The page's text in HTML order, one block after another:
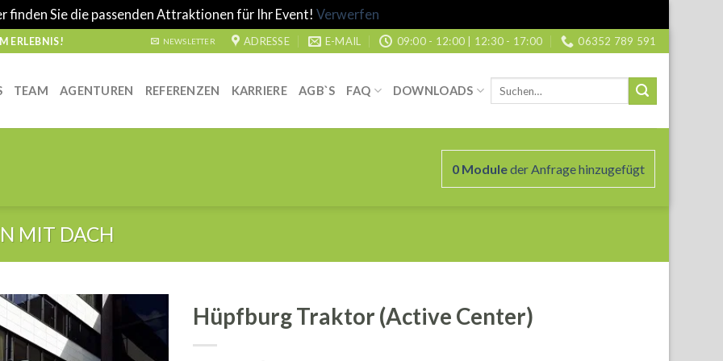
finden Sie die passenden Attraktionen für Ihr Event! Verwerfen
ERLEBNIS! NEWSLETTER ADRESSE E-MAIL 09:00 - 12:00 | 12:30 - 17:00 06352 789 591
TEAM AGENTUREN REFERENZEN KARRIERE AGB`S FAQ DOWNLOADS
nach:
0Moduleder Anfrage hinzugefügt
MIT DACH
Hüpfburg Traktor (Active Center)